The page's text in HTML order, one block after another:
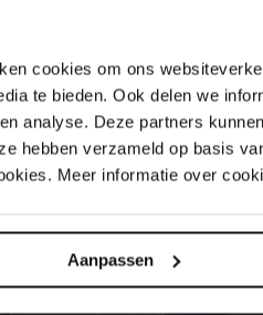
cookies om ons
te bieden. Ook delen we
analyse. Deze partners
hebben verzameld op basis
Meer informatie over
Aanpassen